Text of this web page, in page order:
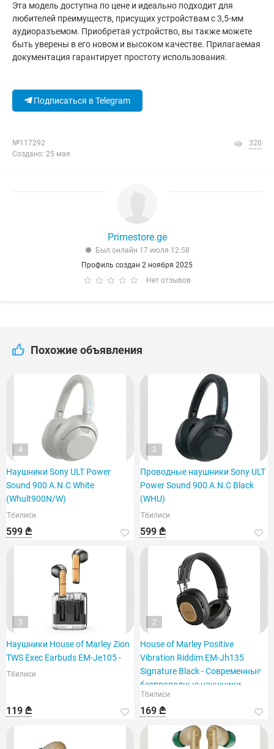
Эта модель доступна по цене и идеально подходит для
любителей преимуществ, присущих устройствам с 3,5-мм
аудиоразъемом. Приобретая устройство, вы также можете
быть уверены в его новом и высоком качестве. Прилагаемая
документация гарантирует простоту использования.
Подписаться в Telegram
№117292
Создано: 25 мая
320
Primestore.ge
Был онлайн 17 июля 12:58
Профиль создан 2 ноября 2025
Нет отзывов
Похожие объявления
4
Наушники Sony ULT Power
Sound 900 A.N.C White
(Whult900N/W)
Тбилиси
599 ₾
3
Проводные наушники Sony ULT
Power Sound 900 A.N.C Black
(WHU)
Тбилиси
599 ₾
3
Наушники House of Marley Zion
TWS Exec Earbuds EM-Je105 -
Тбилиси
119 ₾
2
House of Marley Positive
Vibration Riddim EM-Jh135
Signature Black - Современные
беспроводные наушники
Тбилиси
169 ₾